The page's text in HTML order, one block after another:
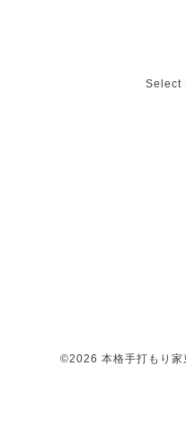
Select
©2026 本格手打もり家